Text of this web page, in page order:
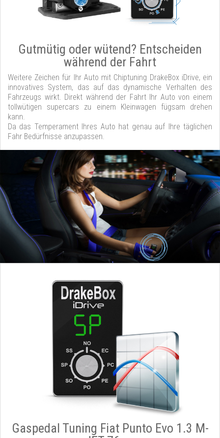
Gutmütig oder wütend? Entscheiden
während der Fahrt
Weitere Zeichen für Ihr Auto mit Chiptuning DrakeBox iDrive, ein
innovatives System, das auf das dynamische Verhalten des
Fahrzeugs wirkt. Direkt während der Fahrt Ihr Auto von einem
tollwütigen supercars zu einem Kleinwagen fügsam drehen
kann.
Da das Temperament Ihres Auto hat genau auf Ihre täglichen
Fahr Bedürfnisse anzupassen.
Gaspedal Tuning Fiat Punto Evo 1.3 M-